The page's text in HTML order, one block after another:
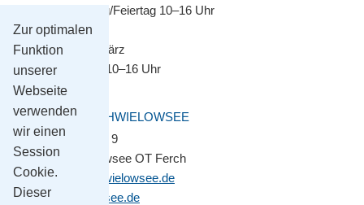
Zur optimalen
Funktion
unserer
Webseite
verwenden
wir einen
Session
Cookie.
Dieser
Montag–Sonntag/Feiertag 10–16 Uhr
November bis März
Montag–Freitag 10–16 Uhr
GEMEINDE SCHWIELOWSEE
Potsdamer Platz 9
14548 Schwielowsee OT Ferch
gemeinde@schwielowsee.de
www.schwielowsee.de